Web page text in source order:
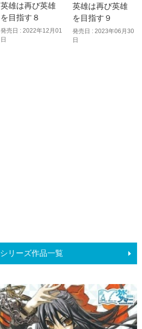
英雄は再び英雄
を目指す８
発売日 : 2022年12月01
日
英雄は再び英雄
を目指す９
発売日 : 2023年06月30
日
シリーズ作品一覧